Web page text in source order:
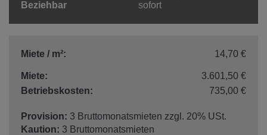
Beziehbar
sofort
Miete / m²: 14,70 €
Miete:
3.601,50 €
Betriebskosten:
735,00 €
Provision: 3 Bruttomonatsmieten zzgl. 20% USt.
Kaution: 3 Bruttomonatsmieten